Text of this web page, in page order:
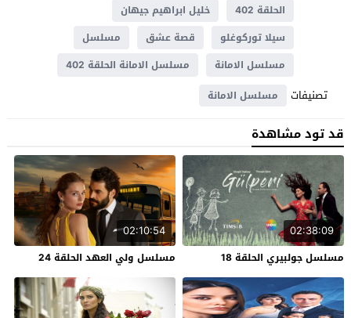
الحلقة 402
خليل ابراهيم جيهان
سيلا توركوغلو
قصة عشق
مسلسل
مسلسل الامانة
مسلسل الامانة الحلقة 402
تصنيفات مسلسل الامانة
قد تود مشاهدة
02:38:09
مسلسل جولبيري الحلقة 18
02:10:54
مسلسل ولي العهد الحلقة 24